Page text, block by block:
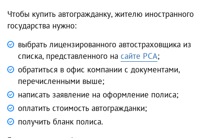
Чтобы купить автогражданку, жителю иностранного
государства нужно:
выбрать лицензированного автостраховщика из
списка, представленного на сайте РСА;
обратиться в офис компании с документами,
перечисленными выше;
написать заявление на оформление полиса;
оплатить стоимость автогражданки;
получить бланк полиса.